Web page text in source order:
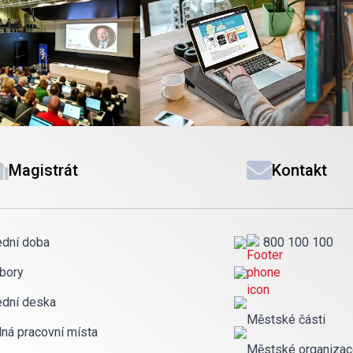
Magistrát
doba
deska
pracovní místa
Kontakt
800 100 100
Městské části
Městské